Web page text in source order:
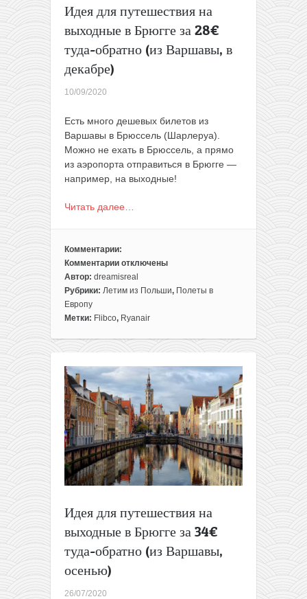
Идея для путешествия на
выходные в Брюгге за 28€
туда-обратно (из Варшавы, в
декабре)
10/09/2020
Есть много дешевых билетов из
Варшавы в Брюссель (Шарлеруа).
Можно не ехать в Брюссель, а прямо
из аэропорта отправиться в Брюгге —
например, на выходные!
Читать далее…
Комментарии:
Комментарии
к
записи
Идея
для
в
Брюгге
за
28€
туда-
обратно
(из
Варшавы,
в
отключены
Автор: dreamisreal
Рубрики: Летим из Польши, Полеты в
Европу
Метки: Flibco, Ryanair
Идея для путешествия на
выходные в Брюгге за 34€
туда-обратно (из Варшавы,
осенью)
26/07/2020